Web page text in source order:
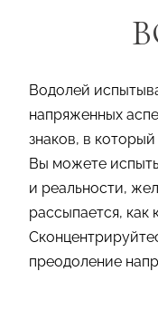
Водолей
напряженных
знаков, в
Вы можете
и реальности,
рассыпается, как
преодоление